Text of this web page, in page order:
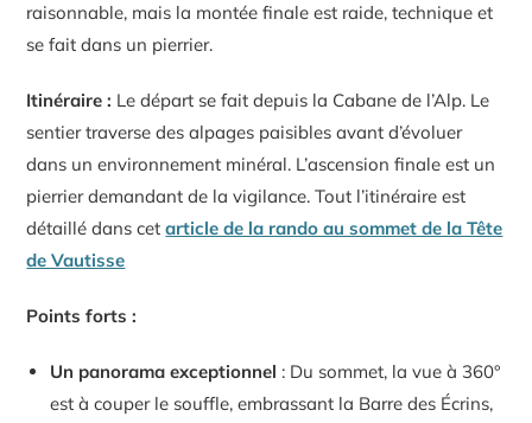
raisonnable, mais la montée finale est raide, technique et
se fait dans un pierrier.
Itinéraire : Le départ se fait depuis la Cabane de l’Alp. Le
sentier traverse des alpages paisibles avant d’évoluer
dans un environnement minéral. L’ascension finale est un
pierrier demandant de la vigilance. Tout l’itinéraire est
détaillé dans cet article de la rando au sommet de la Tête
de Vautisse
Points forts :
Un panorama exceptionnel : Du sommet, la vue à 360°
est à couper le souffle, embrassant la Barre des Écrins,